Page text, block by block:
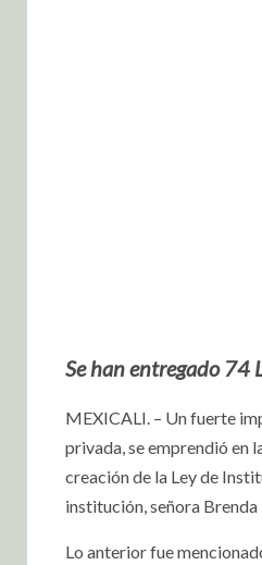
Se han entregado 74
MEXICALI. – Un fuerte
privada, se emprendió en
creación de la Ley de
institución, señora Brenda
Lo anterior fue